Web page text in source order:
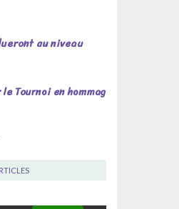
au niveau
Tournoi en hommage